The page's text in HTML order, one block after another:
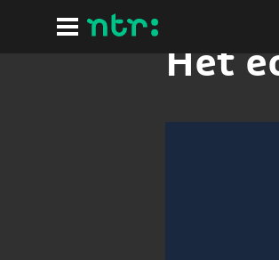
hoofdinhoud
Het